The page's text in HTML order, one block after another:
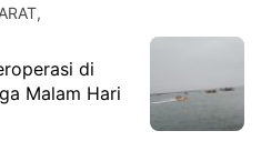
di
Malam Hari